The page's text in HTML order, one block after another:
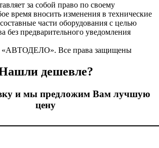
за собой право по своему
время вносить изменения в технические
части оборудования с целью
без предварительного уведомления
Все права защищены
дешевле?
и мы предложим Вам лучшую
цену